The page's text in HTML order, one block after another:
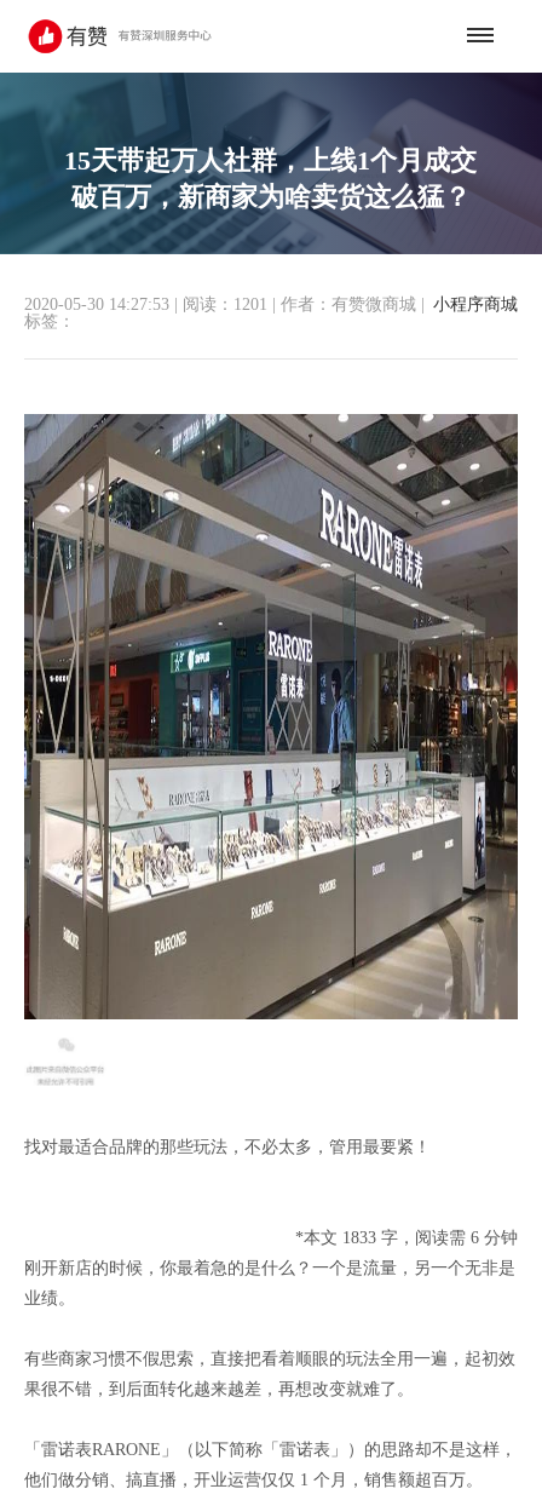
15天带起万人社群，上线1个月成交
破百万，新商家为啥卖货这么猛？
小程序商城
2020-05-30 14:27:53 阅读：1201 作者：有赞微商城
标签：
找对最适合品牌的那些玩法，不必太多，管用最要紧！
*本文 1833 字，阅读需 6 分钟
刚开新店的时候，你最着急的是什么？一个是流量，另一个无非是
业绩。
有些商家习惯不假思索，直接把看着顺眼的玩法全用一遍，起初效
果很不错，到后面转化越来越差，再想改变就难了。
「雷诺表RARONE」（以下简称「雷诺表」）的思路却不是这样，
他们做分销、搞直播，开业运营仅仅 1 个月，销售额超百万。